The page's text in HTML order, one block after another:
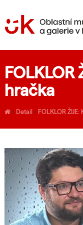
FOLKLOR
hračka
› Detail › FOLKLOR